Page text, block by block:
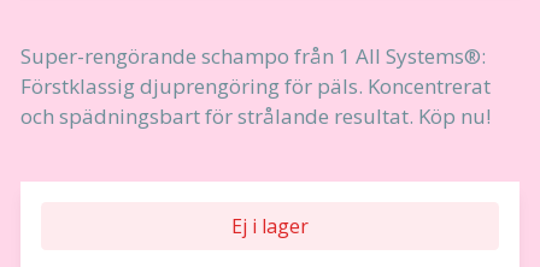
Super-rengörande schampo från 1 All Systems®:
Förstklassig djuprengöring för päls. Koncentrerat
och spädningsbart för strålande resultat. Köp nu!
Ej i lager